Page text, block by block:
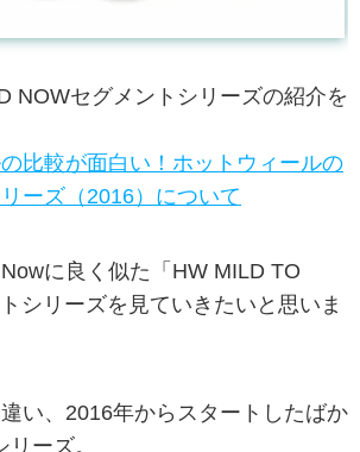
NOWセグメントシリーズの紹介を
比較が面白い！ホットウィールの
ーズ（2016）について
に良く似た「HW MILD TO
シリーズを見ていきたいと思いま
い、2016年からスタートしたばか
ーズ。